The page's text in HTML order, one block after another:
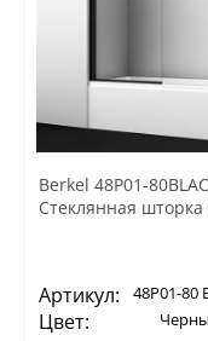
Berkel 48P01-
Стеклянная
Артикул: 48P01-80
Цвет: